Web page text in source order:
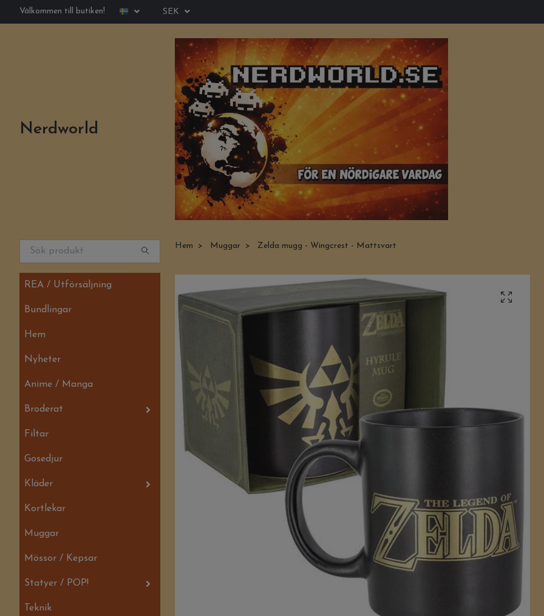
Välkommen till butiken! SEK
Nerdworld
REA / Utförsäljning
Bundlingar
Hem
Nyheter
Anime / Manga
Broderat
Filtar
Gosedjur
Kläder
Kortlekar
Muggar
Mössor / Kepsar
Statyer / POP!
Teknik
Hem Muggar Zelda mugg - Wingcrest - Mattsvart